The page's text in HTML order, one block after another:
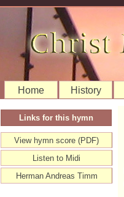
Home History
Links for this hymn
View hymn score (PDF)
Listen to Midi
Herman Andreas Timm